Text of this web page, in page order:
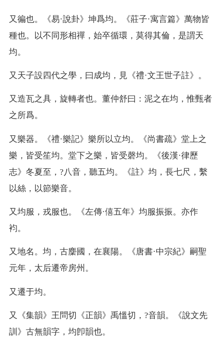
又 徧也。《易·說卦》坤爲均。《莊子·寓言篇》萬物皆
種也。以不同形相禪，始卒循環，莫得其倫，是謂天
均。
又 天子設四代之學，曰成均，見《禮·文王世子註》。
又造瓦之具，旋轉者也。董仲舒曰：泥之在均，惟甄者
之所爲。
又 樂器。《禮·樂記》樂所以立均。《尚書疏》堂上之
樂，皆受笙均。堂下之樂，皆受磬均。《後漢·律歷
志》冬夏至，?八音，聽五均。《註》均，長七尺，繫
以絲，以節樂音。
又均服，戎服也。《左傳·僖五年》均服振振。亦作
袀。
又地名。均，古麇國，在襄陽。《唐書·中宗紀》嗣聖
元年，太后遷帝房州。
又 遷于均。
又
《集韻》王問切《正韻》禹慍切，?音韻。《說文先
訓》古無韻字，均卽韻也。